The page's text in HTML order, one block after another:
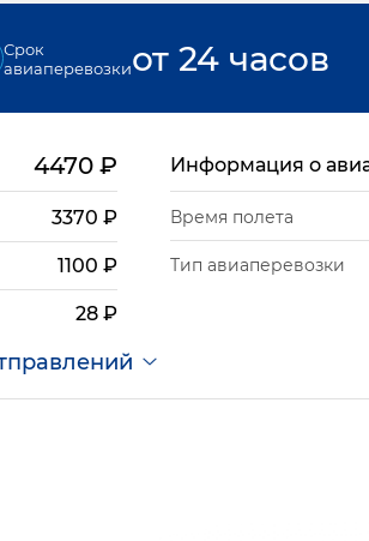
Срок
авиаперевозкиот 24 часов
4470₽
3370 ₽
1100 ₽
28₽
Информация о
Время полета
Тип авиаперевозки